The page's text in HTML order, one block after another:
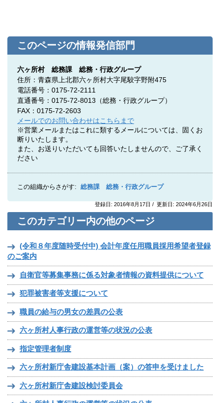
このページの情報発信部門
六ヶ所村 総務課 総務・行政グループ
住所：青森県上北郡六ヶ所村大字尾駮字野附475
電話番号：0175-72-2111
直通番号：0175-72-8013（総務・行政グループ）
FAX：0175-72-2603
メールでのお問い合わせはこちらまで
※営業メールまたはこれに類するメールについては、固くお
断りいたします。
また、お送りいただいても回答いたしませんので、ご了承く
ださい
この組織からさがす: 総務課 総務・行政グループ
登録日: 2016年8月17日 / 更新日: 2024年6月26日
このカテゴリー内の他のページ
(令和８年度随時受付中) 会計年度任用職員採用希望者登録
のご案内
自衛官等募集事務に係る対象者情報の資料提供について
犯罪被害者等支援について
職員の給与の男女の差異の公表
六ヶ所村人事行政の運営等の状況の公表
指定管理者制度
六ヶ所村新庁舎建設基本計画（案）の答申を受けました
六ヶ所村新庁舎建設検討委員会